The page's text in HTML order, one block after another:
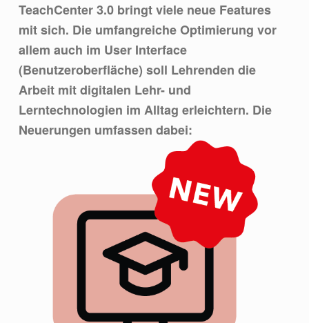
TeachCenter 3.0 bringt viele neue Features
mit sich. Die umfangreiche Optimierung vor
allem auch im User Interface
(Benutzeroberfläche) soll Lehrenden die
Arbeit mit digitalen Lehr- und
Lerntechnologien im Alltag erleichtern. Die
Neuerungen umfassen dabei: